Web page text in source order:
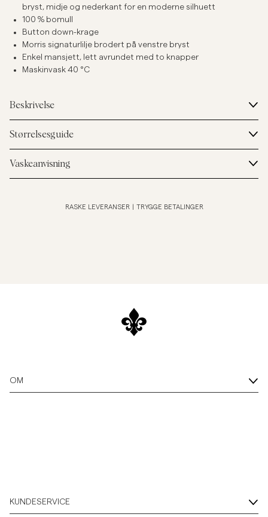
bryst, midje og nederkant for en moderne silhuett
100 % bomull
Button down-krage
Morris signaturlilje brodert på venstre bryst
Enkel mansjett, lett avrundet med to knapper
Maskinvask 40 °C
Beskrivelse
Størrelsesguide
Vaskeanvisning
RASKE LEVERANSER TRYGGE BETALINGER
OM
KUNDESERVICE